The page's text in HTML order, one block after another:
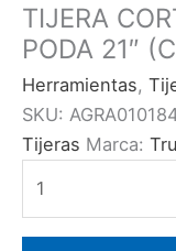
TIJERA
PODA 21″
Herramientas,
SKU:
Tijeras Marca:
CORTA
RAMAS